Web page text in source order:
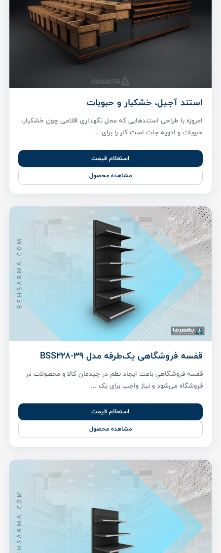
استند آجیل، خشکبار و حبوبات
امروزه با طراحی استند‌هایی که محل نگهداری اقلامی چون خشکبار،
حبوبات و ادویه جات است کار را برای ...
استعلام قیمت
مشاهده محصول
قفسه فروشگاهی یک‌طرفه مدل BSS228-39
قفسه فروشگاهی باعث ایجاد نظم در چیدمان کالا و محصولات در
فروشگاه می‌شود و نیاز واجب برای یک ...
استعلام قیمت
مشاهده محصول